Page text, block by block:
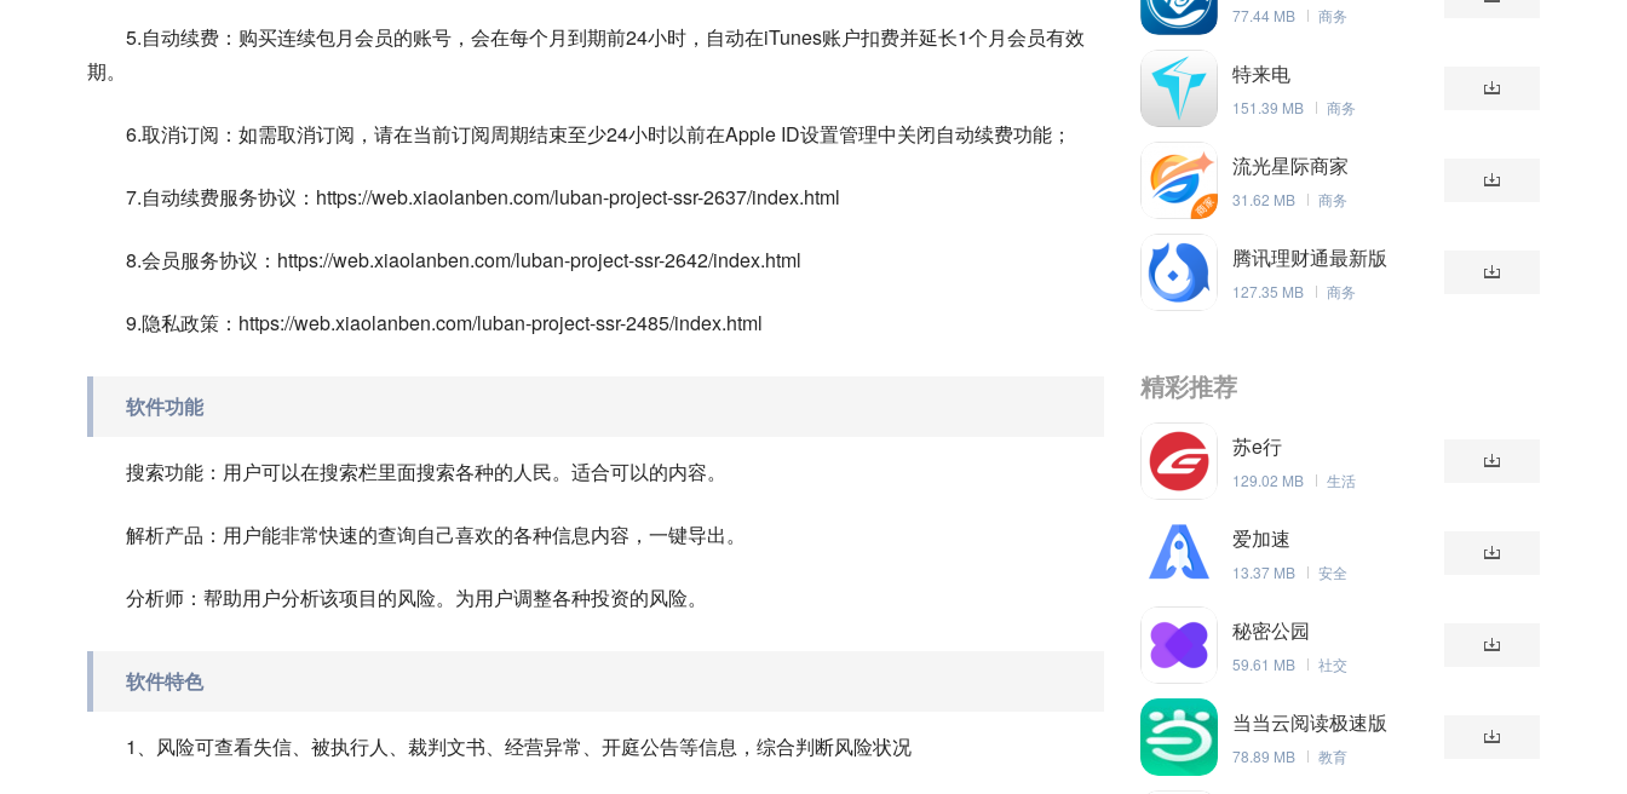
5.自动续费：购买连续包月会员的账号，会在每个月到期前24小时，自动在iTunes账户扣费并延长1个月会员有效
期。
6.取消订阅：如需取消订阅，请在当前订阅周期结束至少24小时以前在Apple ID设置管理中关闭自动续费功能；
7.自动续费服务协议：https://web.xiaolanben.com/luban-project-ssr-2637/index.html
8.会员服务协议：https://web.xiaolanben.com/luban-project-ssr-2642/index.html
9.隐私政策：https://web.xiaolanben.com/luban-project-ssr-2485/index.html
软件功能
搜索功能：用户可以在搜索栏里面搜索各种的人民。适合可以的内容。
解析产品：用户能非常快速的查询自己喜欢的各种信息内容，一键导出。
分析师：帮助用户分析该项目的风险。为用户调整各种投资的风险。
软件特色
1、风险可查看失信、被执行人、裁判文书、经营异常、开庭公告等信息，综合判断风险状况
77.44 MB 商务
特来电
151.39 MB 商务
流光星际商家
31.62 MB 商务
腾讯理财通最新版
127.35 MB 商务
精彩推荐
苏e行
129.02 MB 生活
爱加速
13.37 MB 安全
秘密公园
59.61 MB 社交
当当云阅读极速版
78.89 MB 教育